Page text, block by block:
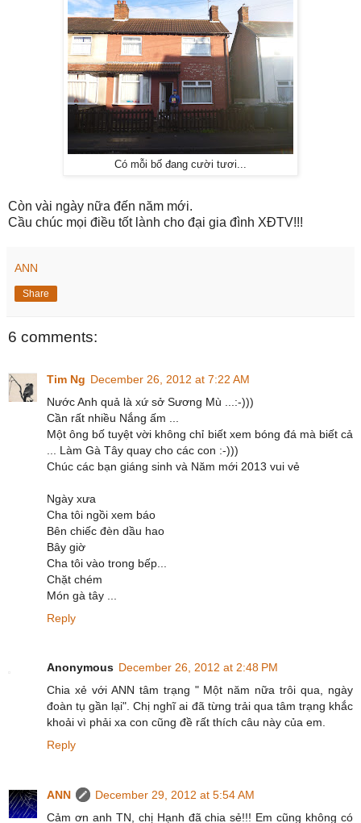
Có mỗi bố đang cười tươi...
Còn vài ngày nữa đến năm mới.
Cầu chúc mọi điều tốt lành cho đại gia đình XĐTV!!!
ANN
Share
6 comments:
Tim Ng December 26, 2012 at 7:22 AM
Nước Anh quả là xứ sở Sương Mù ...:-)))
Cần rất nhiều Nắng ấm ...
Một ông bố tuyệt vời không chỉ biết xem bóng đá mà biết cả
... Làm Gà Tây quay cho các con :-)))
Chúc các bạn giáng sinh và Năm mới 2013 vui vẻ
Ngày xưa
Cha tôi ngồi xem báo
Bên chiếc đèn dầu hao
Bây giờ
Cha tôi vào trong bếp...
Chặt chém
Món gà tây ...
Reply
Anonymous December 26, 2012 at 2:48 PM
Chia xẻ với ANN tâm trạng " Một năm nữa trôi qua, ngày
đoàn tụ gần lại". Chị nghĩ ai đã từng trải qua tâm trạng khắc
khoải vì phải xa con cũng đề rất thích câu này của em.
Reply
ANN
December 29, 2012 at 5:54 AM
Cảm ơn anh TN, chị Hạnh đã chia sẻ!!! Em cũng không có